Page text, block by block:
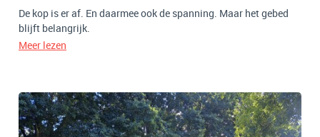
De kop is er af. En daarmee ook de spanning. Maar het gebed
blijft belangrijk.
Meer lezen